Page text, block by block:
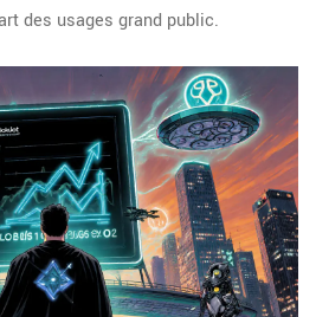
des usages grand public.